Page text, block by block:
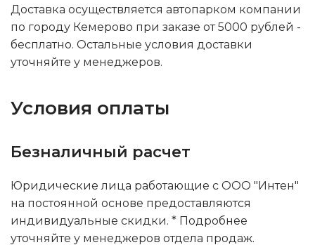
Доставка осуществляется автопарком компании
по городу Кемерово при заказе от 5000 рублей -
бесплатно. Остальные условия доставки
уточняйте у менеджеров.
Условия оплаты
Безналичный расчет
Юридические лица работающие с ООО "Интен"
на постоянной основе предоставляются
индивидуальные скидки. * Подробнее
уточняйте у менеджеров отдела продаж.